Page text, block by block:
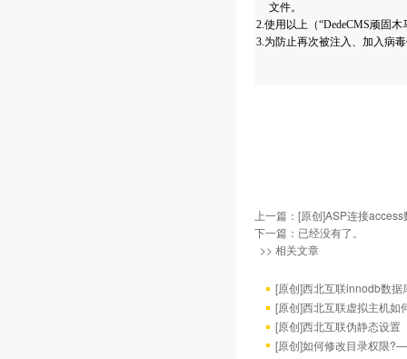
文件。
2.使用以上（“DedeCMS顽固
3.为防止再次被注入、加入病
上一篇： [原创]ASP连接
下一篇：已经没有了。
>> 相关文章
[原创]西北互联innodb数
[原创]西北互联虚拟主机如
[原创]西北互联伪静态设置
[原创]如何修改目录权限